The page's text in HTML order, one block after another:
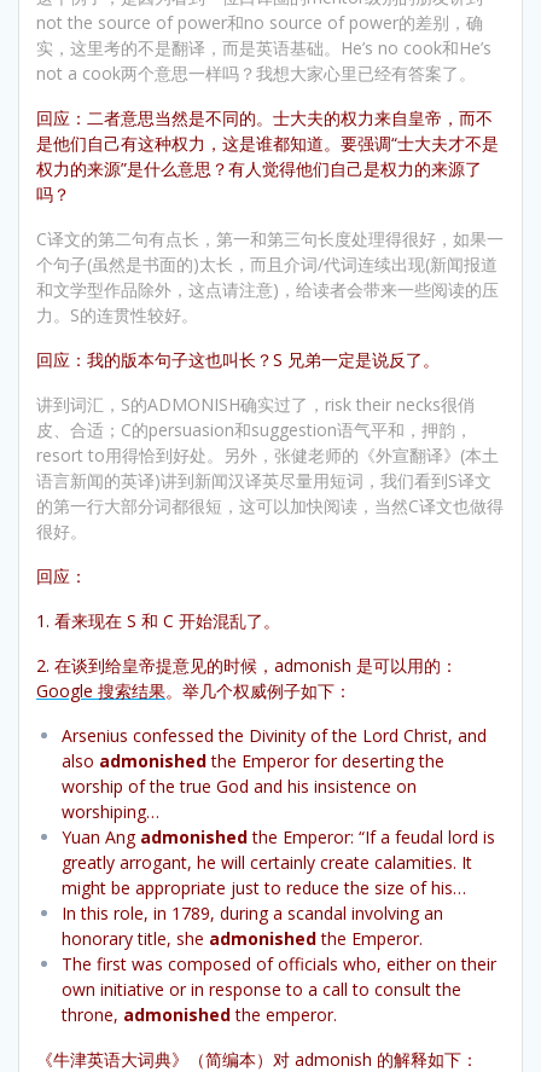
not the source of power和no source of power的差别，确
实，这里考的不是翻译，而是英语基础。He’s no cook和He’s
not a cook两个意思一样吗？我想大家心里已经有答案了。
回应：二者意思当然是不同的。士大夫的权力来自皇帝，而不
是他们自己有这种权力，这是谁都知道。要强调“士大夫才不是
权力的来源”是什么意思？有人觉得他们自己是权力的来源了
吗？
C译文的第二句有点长，第一和第三句长度处理得很好，如果一
个句子(虽然是书面的)太长，而且介词/代词连续出现(新闻报道
和文学型作品除外，这点请注意)，给读者会带来一些阅读的压
力。S的连贯性较好。
回应：我的版本句子这也叫长？S 兄弟一定是说反了。
讲到词汇，S的ADMONISH确实过了，risk their necks很俏
皮、合适；C的persuasion和suggestion语气平和，押韵，
resort to用得恰到好处。另外，张健老师的《外宣翻译》(本土
语言新闻的英译)讲到新闻汉译英尽量用短词，我们看到S译文
的第一行大部分词都很短，这可以加快阅读，当然C译文也做得
很好。
回应：
1. 看来现在 S 和 C 开始混乱了。
2. 在谈到给皇帝提意见的时候，admonish 是可以用的：
Google 搜索结果。举几个权威例子如下：
Arsenius confessed the Divinity of the Lord Christ, and
also admonishedthe Emperor for deserting the
worship of the true God and his insistence on
worshiping…
Yuan Ang admonishedthe Emperor: “If a feudal lord is
greatly arrogant, he will certainly create calamities. It
might be appropriate just to reduce the size of his…
In this role, in 1789, during a scandal involving an
honorary title, she admonishedthe Emperor.
The first was composed of officials who, either on their
own initiative or in response to a call to consult the
throne, admonishedthe emperor.
《牛津英语大词典》（简编本）对 admonish 的解释如下：